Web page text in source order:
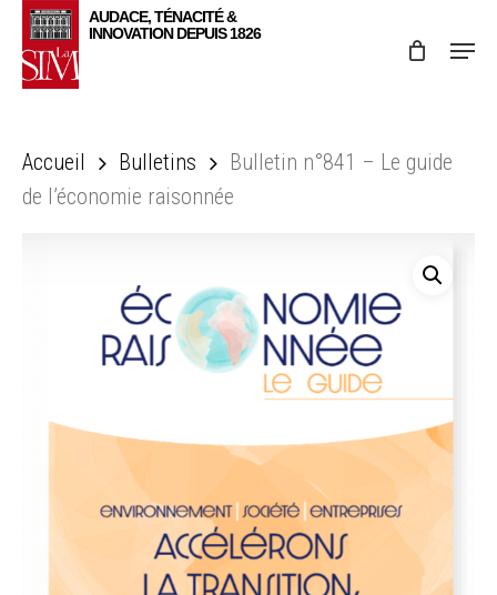
Skip
main
Menu
Accueil Bulletins
Bulletin n°841 – Le guide
de l’économie raisonnée